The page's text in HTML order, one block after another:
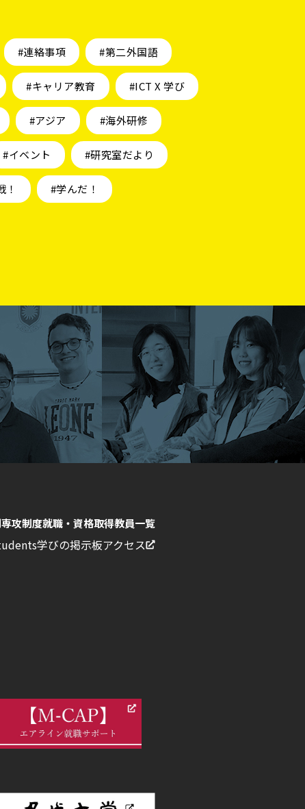
#連絡事項 #第二外国語
#キャリア教育 #ICT X 学び
#アジア #海外研修
#イベント #研究室だより
！ #学んだ！
攻制度就職・資格取得教員一覧
学びの掲示板アクセス